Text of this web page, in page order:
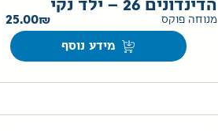
הדינדונים 26 – ילד נקי
מנוחה פוקס 25.00
מידע נוסף